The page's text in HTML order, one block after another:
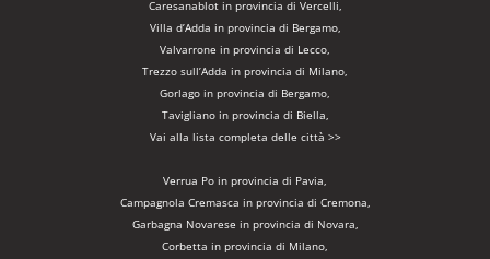
Caresanablot in provincia di Vercelli,
Villa d’Adda in provincia di Bergamo,
Valvarrone in provincia di Lecco,
Trezzo sull’Adda in provincia di Milano,
Gorlago in provincia di Bergamo,
Tavigliano in provincia di Biella,
Vai alla lista completa delle città >>
Verrua Po in provincia di Pavia,
Campagnola Cremasca in provincia di Cremona,
Garbagna Novarese in provincia di Novara,
Corbetta in provincia di Milano,